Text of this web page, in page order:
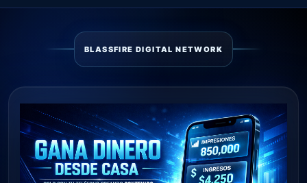
BLASSFIRE DIGITAL NETWORK